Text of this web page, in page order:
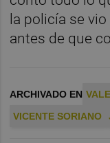
la policía se
antes de que
ARCHIVADO EN
VICENTE SORIANO